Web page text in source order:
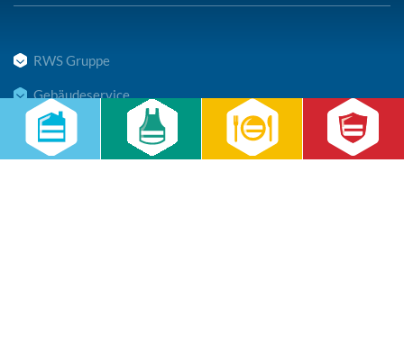
RWS Gruppe
Gebäudeservice
Hauswirtschaft
Cateringservice